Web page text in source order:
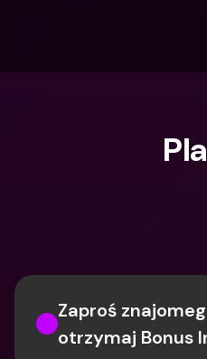
Zaproś
otrzymaj Bonus